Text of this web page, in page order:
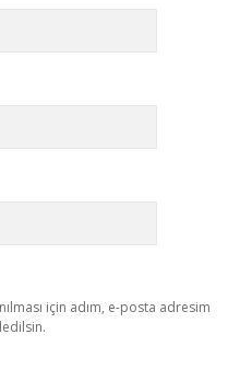
için adım, e-posta adresim